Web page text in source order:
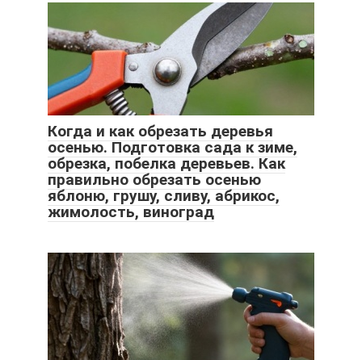
Когда и как обрезать деревья
осенью. Подготовка сада к зиме,
обрезка, побелка деревьев. Как
правильно обрезать осенью
яблоню, грушу, сливу, абрикос,
жимолость, виноград